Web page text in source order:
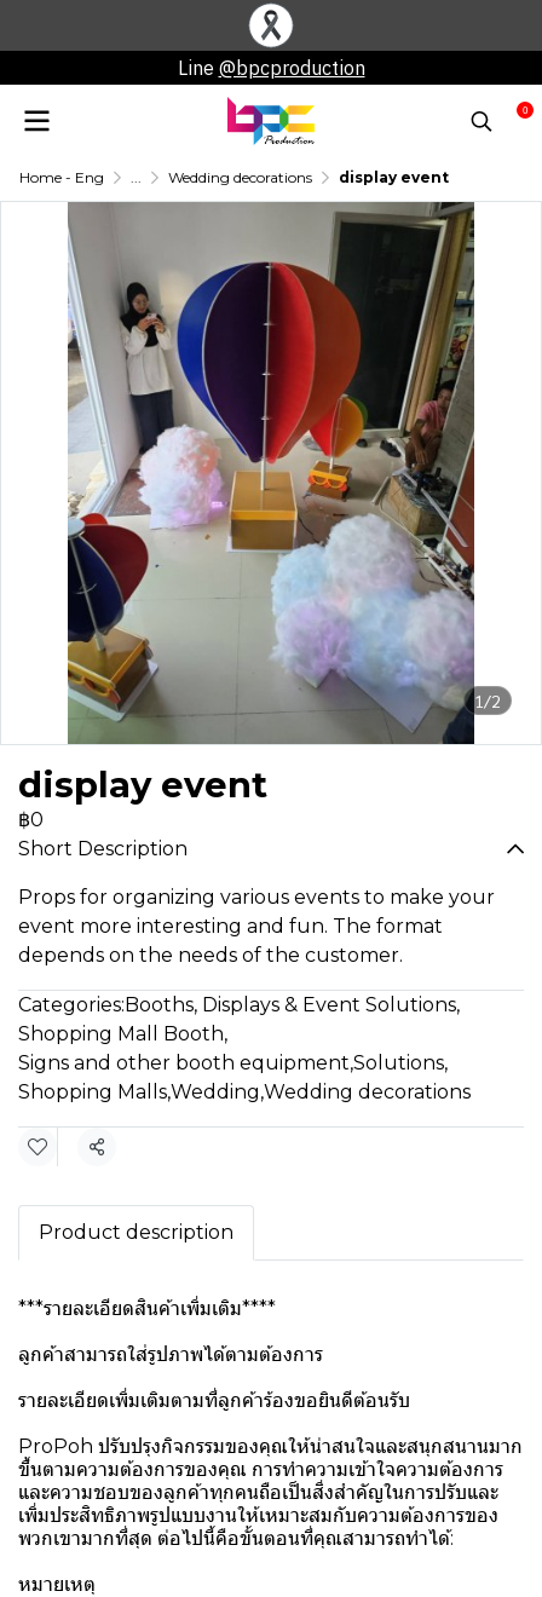
Line @bpcproduction
0
Home - Eng ... Wedding decorations display event
1/2
display event
฿0
Short Description
Props for organizing various events to make your
event more interesting and fun. The format
depends on the needs of the customer.
Categories:Booths, Displays & Event Solutions,
Shopping Mall Booth,
Signs and other booth equipment,Solutions,
Shopping Malls,Wedding,Wedding decorations
Share
Product description
***รายละเอียดสินค้าเพิ่มเติม****
ลูกค้าสามารถใส่รูปภาพได้ตามต้องการ
รายละเอียดเพิ่มเติมตามที่ลูกค้าร้องขอยินดีต้อนรับ
ProPoh ปรับปรุงกิจกรรมของคุณให้น่าสนใจและสนุกสนานมาก
ขึ้นตามความต้องการของคุณ การทำความเข้าใจความต้องการ
และความชอบของลูกค้าทุกคนถือเป็นสิ่งสำคัญในการปรับและ
เพิ่มประสิทธิภาพรูปแบบงานให้เหมาะสมกับความต้องการของ
พวกเขามากที่สุด ต่อไปนี้คือขั้นตอนที่คุณสามารถทำได้:
หมายเหตุ